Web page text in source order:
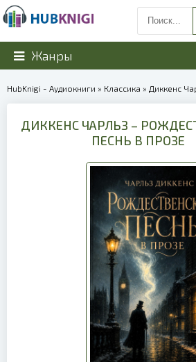
Жанры
HubKnigi - Аудиокниги » Классика » Диккенс Чарльз –
ДИККЕНС ЧАРЛЬЗ –
ПЕСНЬ В ПРОЗЕ